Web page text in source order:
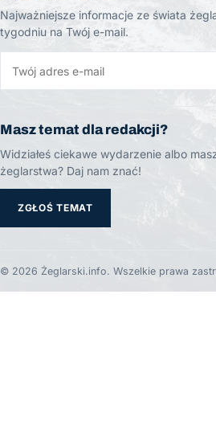
Najważniejsze informacje ze świata
tygodniu na Twój e-mail.
Masz temat dla redakcji?
Widziałeś ciekawe wydarzenie albo
żeglarstwa? Daj nam znać!
ZGŁOŚ TEMAT
© 2026 Żeglarski.info. Wszelkie prawa